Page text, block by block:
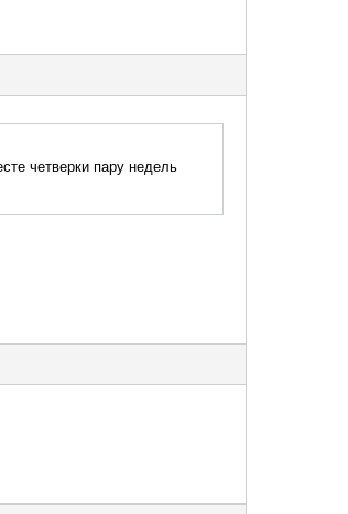
четверки пару недель